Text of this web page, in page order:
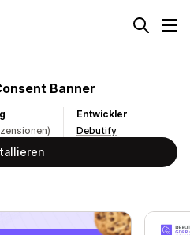
Banner
Entwickler
Debutify